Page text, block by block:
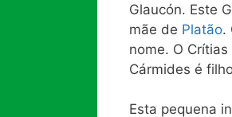
Glaucón. Este
mãe de Platão.
nome. O
Cármides é
Esta pequena